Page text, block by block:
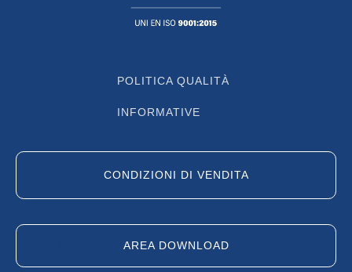
POLITICA QUALITÀ
INFORMATIVE
CONDIZIONI DI VENDITA
AREA DOWNLOAD